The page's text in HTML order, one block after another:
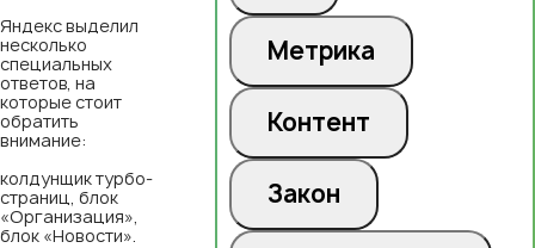
Метрика
Контент
Закон
Яндекс выделил
несколько
специальных
ответов, на
которые стоит
обратить
внимание:
колдунщик турбо-
страниц, блок
«Организация»,
блок «Новости».